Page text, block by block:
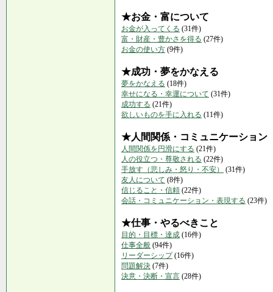
★お金・富について
お金が入ってくる (31件)
富・財産・豊かさを得る (27件)
お金の使い方 (9件)
★成功・夢をかなえる
夢をかなえる (18件)
幸せになる・幸運について (31件)
成功する (21件)
欲しいものを手に入れる (11件)
★人間関係・コミュニケーション
人間関係を円滑にする (21件)
人の役立つ・尊敬される (22件)
手放す（悲しみ・怒り・不安）
(31件)
友人について (8件)
信じること・信頼 (22件)
会話・コミュニケーション・表現する (23件)
★仕事・やるべきこと
目的・目標・達成 (16件)
仕事全般 (94件)
リーダーシップ(16件)
問題解決 (7件)
決意・決断・宣言 (28件)